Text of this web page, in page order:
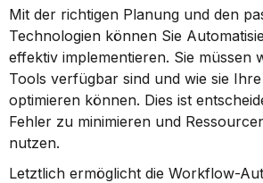
Mit der richtigen Planung und den
Technologien können Sie
effektiv implementieren. Sie müssen
Tools verfügbar sind und wie sie
optimieren können. Dies ist
Fehler zu minimieren und
nutzen.
Letztlich ermöglicht die Workflow-